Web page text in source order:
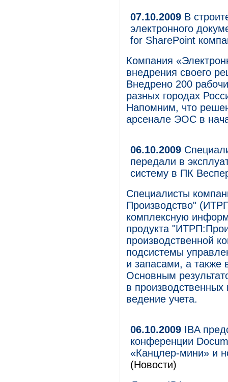
07.10.2009 В
электронного
for SharePoint
Компания
внедрения своего
Внедрено 200
разных городах
Напомним, что
арсенале ЭОС в
06.10.2009
передали в
систему в ПК
Специалисты
Производство"
комплексную
продукта
производственной
подсистемы
и запасами, а также
Основным
в производственных
ведение учета.
06.10.2009 IBA
конференции
«Канцлер-мини» и
(Новости)